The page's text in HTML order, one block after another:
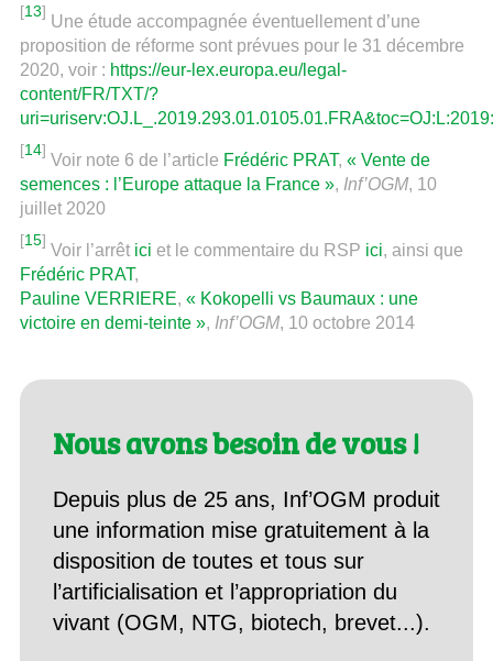
[13]
Une étude accompagnée éventuellement d’une
proposition de réforme sont prévues pour le 31 décembre
2020, voir : https://eur-lex.europa.eu/legal-
content/FR/TXT/?
[14]
Voir note 6 de l’article Frédéric PRAT, « Vente de
semences : l’Europe attaque la France », Inf’OGM, 10
juillet 2020
[15]
Voir l’arrêt ici et le commentaire du RSP ici, ainsi que
Frédéric PRAT,
Pauline VERRIERE, « Kokopelli vs Baumaux : une
victoire en demi-teinte », Inf’OGM, 10 octobre 2014
Nous avons besoin de vous !
Depuis plus de 25 ans, Inf’OGM produit
une information mise gratuitement à la
disposition de toutes et tous sur
l’artificialisation et l’appropriation du
vivant (OGM, NTG, biotech, brevet...).